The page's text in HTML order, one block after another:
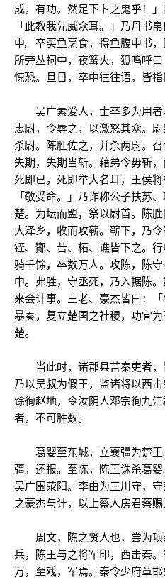
成，有功。然足下卜之鬼乎！」
「此教我先威众耳。」乃丹书
中。卒买鱼烹食，得鱼腹中书
所旁丛祠中，夜篝火，狐鸣呼
惊恐。旦日，卒中往往语，皆指
吴广素爱人，士卒多为用者
恚尉，令辱之，以激怒其众。
杀尉。陈胜佐之，并杀两尉。
失期，失期当斩。藉弟令毋斩
死即已，死即举大名耳，王侯将
「敬受命。」乃诈称公子扶苏
楚。为坛而盟，祭以尉首。陈
大泽乡，收而攻蕲。蕲下，乃
铚、酂、苦、柘、谯皆下之。行
骑千馀，卒数万人。攻陈，陈
中。弗胜，守丞死，乃入据陈
来会计事。三老、豪杰皆曰：
暴秦，复立楚国之社稷，功宜
楚。
当此时，诸郡县苦秦吏者，
乃以吴叔为假王，监诸将以西
馀徇赵地，令汝阴人邓宗徇九
者，不可胜数。
葛婴至东城，立襄彊为楚王
彊，还报。至陈，陈王诛杀葛婴
吴广围荥阳。李由为三川守，
之豪杰与计，以上蔡人房君蔡赐
周文，陈之贤人也，尝为项
兵，陈王与之将军印，西击秦
万，至戏，军焉。秦令少府章